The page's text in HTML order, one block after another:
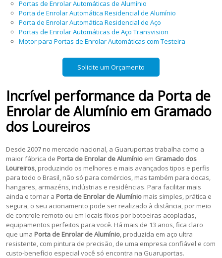
Portas de Enrolar Automáticas de Alumínio
Porta de Enrolar Automática Residencial de Alumínio
Porta de Enrolar Automática Residencial de Aço
Portas de Enrolar Automáticas de Aço Transvision
Motor para Portas de Enrolar Automáticas com Testeira
Solicite um Orçamento
Incrível performance da Porta de
Enrolar de Alumínio em Gramado
dos Loureiros
Desde 2007 no mercado nacional, a Guaruportas trabalha como a
maior fábrica de Porta de Enrolar de Alumínio em Gramado dos
Loureiros , produzindo os melhores e mais avançados tipos e perfis
para todo o Brasil, não só para comércios, mas também para docas,
hangares, armazéns, indústrias e residências. Para facilitar mais
ainda e tornar a Porta de Enrolar de Alumínio mais simples, prática e
segura, o seu acionamento pode ser realizado à distância, por meio
de controle remoto ou em locais fixos por botoeiras acopladas,
equipamentos perfeitos para você. Há mais de 13 anos, fica claro
que uma Porta de Enrolar de Alumínio , produzida em aço ultra
resistente, com pintura de precisão, de uma empresa confiável e com
custo-benefício especial você só encontra na Guaruportas.